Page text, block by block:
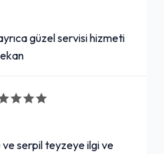
güzel servisi hizmeti
serpil teyzeye ilgi ve